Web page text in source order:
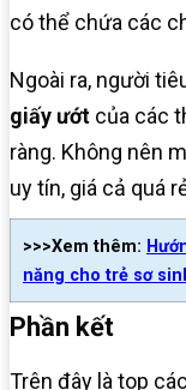
có thể chứa các
Ngoài ra, người
giấy ướt của các
ràng. Không nên
uy tín, giá cả quá
>>>Xem thêm:
năng cho trẻ sơ
Phần kết
Trên đây là top